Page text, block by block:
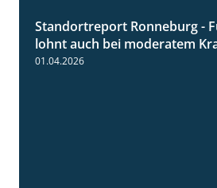
Standortreport Ronneburg -
lohnt auch bei moderatem
01.04.2026